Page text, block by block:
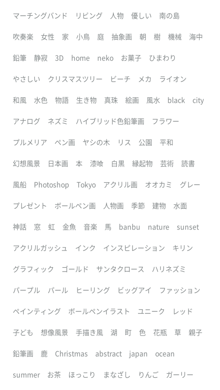
マーチングバンド リビング 人物 優しい 南の島
吹奏楽 女性 家 小鳥 庭 抽象画 朝 樹 機械 海中
鉛筆 静寂 3D home neko お菓子 ひまわり
やさしい クリスマスツリー ビーチ メカ ライオン
和風 水色 物語 生き物 真珠 絵画 風水 black city
アナログ ネズミ ハイブリッド色鉛筆画 フラワー
プルメリア ペン画 ヤシの木 リス 公園 平和
幻想風景 日本画 本 漆喰 白黒 縁起物 芸術 読書
風船 Photoshop Tokyo アクリル画 オオカミ グレー
プレゼント ボールペン画 人物画 季節 建物 水面
神話 窓 虹 金魚 音楽 馬 banbu nature sunset
アクリルガッシュ インク インスピレーション キリン
グラフィック ゴールド サンタクロース ハリネズミ
パープル パール ヒーリング ビッグアイ ファッション
ペインティング ボールペンイラスト ユニーク レッド
子ども 想像風景 手描き風 湖 町 色 花瓶 草 親子
鉛筆画 鹿 Christmas abstract japan ocean
summer お茶 ほっこり まなざし りんご ガーリー